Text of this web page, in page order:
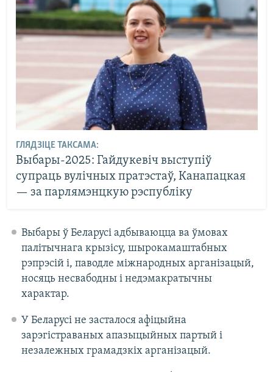
ГЛЯДЗІЦЕ ТАКСАМА:
Выбары-2025: Гайдукевіч выступіў
супраць вулічных пратэстаў, Канапацкая
— за парлямэнцкую рэспубліку
Выбары ў Беларусі адбываюцца ва ўмовах
палітычнага крызісу, шырокамаштабных
рэпрэсій і, паводле міжнародных арганізацый,
носяць несвабодны і недэмакратычны
характар.
У Беларусі не засталося афіцыйна
зарэгістраваных апазыцыйных партый і
незалежных грамадзкіх арганізацый.